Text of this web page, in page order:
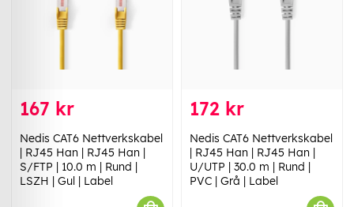
167 kr
Nedis CAT6 Nettverkskabel
| RJ45 Han | RJ45 Han |
S/FTP | 10.0 m | Rund |
LSZH | Gul | Label
172 kr
Nedis CAT6 Nettverkskabel
| RJ45 Han | RJ45 Han |
U/UTP | 30.0 m | Rund |
PVC | Grå | Label